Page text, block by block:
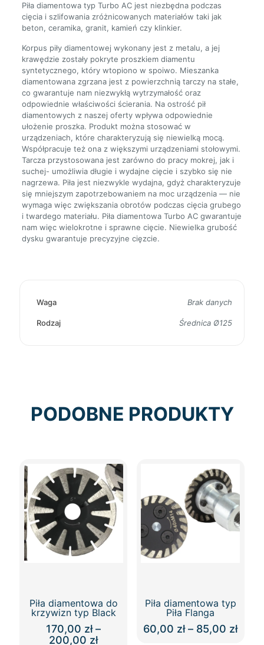
Piła diamentowa typ Turbo AC jest niezbędna podczas
cięcia i szlifowania zróżnicowanych materiałów taki jak
beton, ceramika, granit, kamień czy klinkier.
Korpus piły diamentowej wykonany jest z metalu, a jej
krawędzie zostały pokryte proszkiem diamentu
syntetycznego, który wtopiono w spoiwo. Mieszanka
diamentowana zgrzana jest z powierzchnią tarczy na stałe,
co gwarantuje nam niezwykłą wytrzymałość oraz
odpowiednie właściwości ścierania. Na ostrość pił
diamentowych z naszej oferty wpływa odpowiednie
ułożenie proszka. Produkt można stosować w
urządzeniach, które charakteryzują się niewielką mocą.
Współpracuje też ona z większymi urządzeniami stołowymi.
Tarcza przystosowana jest zarówno do pracy mokrej, jak i
suchej- umożliwia długie i wydajne cięcie i szybko się nie
nagrzewa. Piła jest niezwykle wydajna, gdyż charakteryzuje
się mniejszym zapotrzebowaniem na moc urządzenia — nie
wymaga więc zwiększania obrotów podczas cięcia grubego
i twardego materiału. Piła diamentowa Turbo AC gwarantuje
nam więc wielokrotne i sprawne cięcie. Niewielka grubość
dysku gwarantuje precyzyjne cięzcie.
Waga Brak danych
Rodzaj Średnica Ø125
PODOBNE PRODUKTY
Piła diamentowa do
krzywizn typ Black
170,00 zł –
200,00 złZakres
Piła diamentowa typ
Piła Flanga
60,00 zł – 85,00 zł